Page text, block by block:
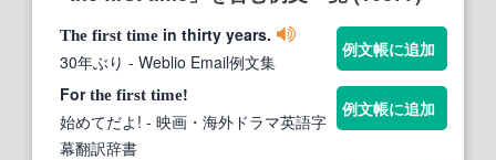
The first time in thirty years.
30年ぶり - Weblio Email例文集
例文帳に追加
Forthe first time!
始めてだよ! - 映画・海外ドラマ英語字
幕翻訳辞書
例文帳に追加